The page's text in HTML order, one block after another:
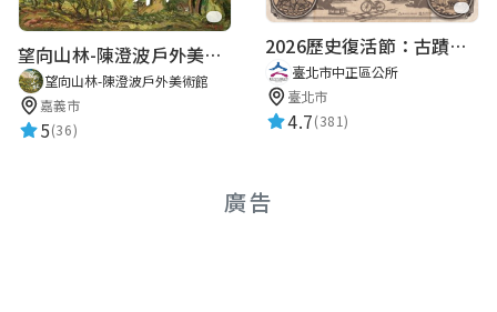
望向山林-陳澄波戶外美術館
望向山林-陳澄波戶外美術館
嘉義市
5(36)
2026歷史復活節：古蹟尋章 | 智慧導覽 × 拾光尋禮
臺北市中正區公所
臺北市
4.7(381)
廣告